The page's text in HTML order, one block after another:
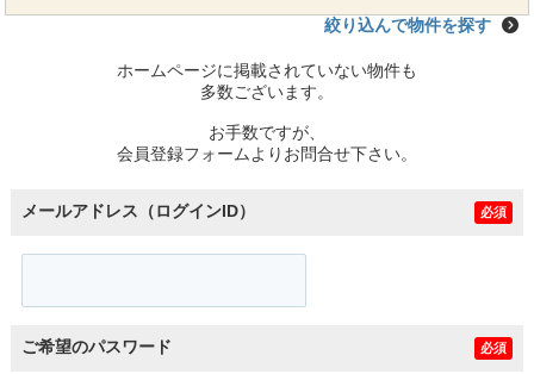
絞り込んで物件を探す
ホームページに掲載されていない物件も
多数ございます。
お手数ですが、
会員登録フォームよりお問合せ下さい。
メールアドレス（ログインID） 必須
ご希望のパスワード 必須